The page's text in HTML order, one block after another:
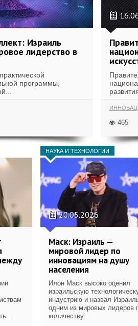
Израиль
лидерство в
программы,
465
НАУКА И ТЕХНОЛОГИИ
20.05.2026
Маск: Израиль —
мировой лидер по
инновациям на душу
населения
Илон Маск высоко оценил
израильскую
индустрию и назвал
одним из мировых лидеров
количеству...